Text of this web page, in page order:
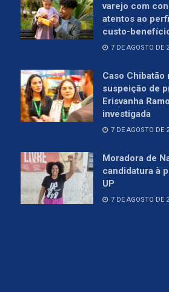
varejo com
atentos ao
custo-
7 DE AGOSTO DE
Caso
suspeição de
Erisvanha
investigada
7 DE AGOSTO DE
Moradora de
candidatura à
UP
7 DE AGOSTO DE